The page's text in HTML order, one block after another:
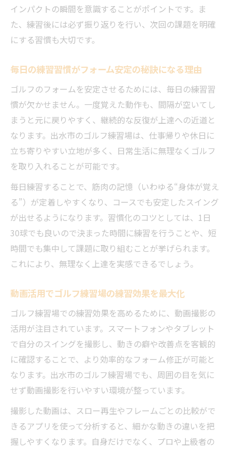
インパクトの瞬間を意識することがポイントです。ま
た、練習後には必ず振り返りを行い、次回の課題を明確
にする習慣も大切です。
毎日の練習習慣がフォーム安定の秘訣になる理由
ゴルフのフォームを安定させるためには、毎日の練習習
慣が欠かせません。一度覚えた動作も、間隔が空いてし
まうと元に戻りやすく、継続的な反復が上達への近道と
なります。出水市のゴルフ練習場は、仕事帰りや休日に
立ち寄りやすい立地が多く、日常生活に無理なくゴルフ
を取り入れることが可能です。
毎日練習することで、筋肉の記憶（いわゆる“身体が覚え
る”）が定着しやすくなり、コースでも安定したスイング
が出せるようになります。習慣化のコツとしては、1日
30球でも良いので決まった時間に練習を行うことや、短
時間でも集中して課題に取り組むことが挙げられます。
これにより、無理なく上達を実感できるでしょう。
動画活用でゴルフ練習場の練習効果を最大化
ゴルフ練習場での練習効果を高めるために、動画撮影の
活用が注目されています。スマートフォンやタブレット
で自分のスイングを撮影し、動きの癖や改善点を客観的
に確認することで、より効率的なフォーム修正が可能と
なります。出水市のゴルフ練習場でも、周囲の目を気に
せず動画撮影を行いやすい環境が整っています。
撮影した動画は、スロー再生やフレームごとの比較がで
きるアプリを使って分析すると、細かな動きの違いを把
握しやすくなります。自身だけでなく、プロや上級者の